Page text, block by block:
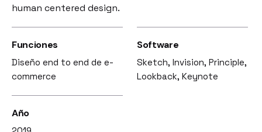
human centered design.
Funciones
Diseño end to end de e-
commerce
Software
Sketch, Invision, Principle,
Lookback, Keynote
Año